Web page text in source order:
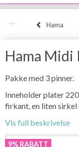
Hama
Hama Midi
Pakke med 3 pinner.
Inneholder plater
firkant, en liten sirkel
Vis full beskrivelse
9% RABATT